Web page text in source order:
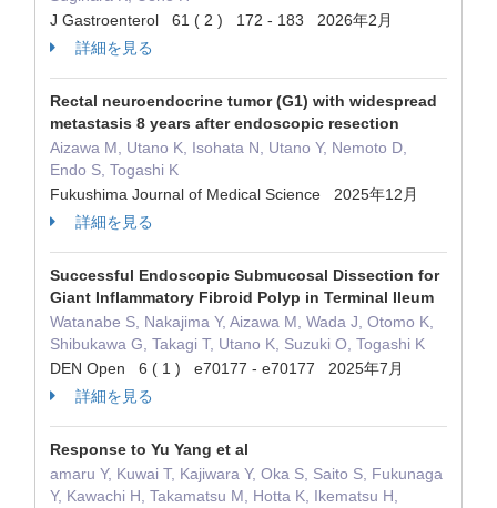
J Gastroenterol 61 ( 2 ) 172 - 183 2026年2月
詳細を見る
Rectal neuroendocrine tumor (G1) with widespread
metastasis 8 years after endoscopic resection
Aizawa M, Utano K, Isohata N, Utano Y, Nemoto D,
Endo S, Togashi K
Fukushima Journal of Medical Science 2025年12月
詳細を見る
Successful Endoscopic Submucosal Dissection for
Giant Inflammatory Fibroid Polyp in Terminal Ileum
Watanabe S, Nakajima Y, Aizawa M, Wada J, Otomo K,
Shibukawa G, Takagi T, Utano K, Suzuki O, Togashi K
DEN Open 6 ( 1 ) e70177 - e70177 2025年7月
詳細を見る
Response to Yu Yang et al
amaru Y, Kuwai T, Kajiwara Y, Oka S, Saito S, Fukunaga
Y, Kawachi H, Takamatsu M, Hotta K, Ikematsu H,